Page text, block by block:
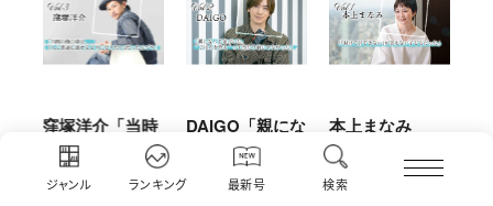
ジャンル ランキング 最新号 検索
DAIGO「親にな
って気づい
た。“ごはんを
作る”って当た
本上まなみ
「『助けて』
『できない』が
言えない子ども
千原せいじ「子
育ては自分のイ
ヤな面に直面す
ることが多かっ